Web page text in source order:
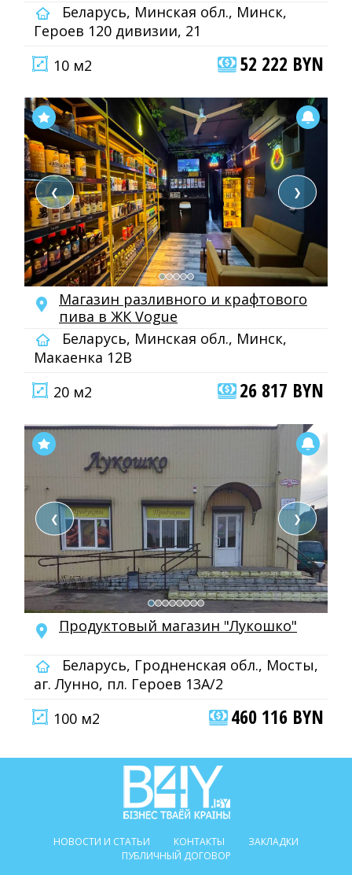
Беларусь, Минская обл., Минск,
Героев 120 дивизии, 21
10 м2
52 222 BYN
❮ ❯
Магазин разливного и крафтового
пива в ЖК Vogue
Беларусь, Минская обл., Минск,
Макаенка 12В
20 м2
26 817 BYN
❮ ❯
Продуктовый магазин "Лукошко"
Беларусь, Гродненская обл., Мосты,
аг. Лунно, пл. Героев 13А/2
100 м2
460 116 BYN
НОВОСТИ И СТАТЬИ КОНТАКТЫ
ЗАКЛАДКИ
ПУБЛИЧНЫЙ ДОГОВОР